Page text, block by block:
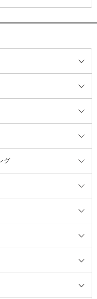
イスクリーム
ンデーション
まつげ
ィソープ・ハンドソープ・石
グ